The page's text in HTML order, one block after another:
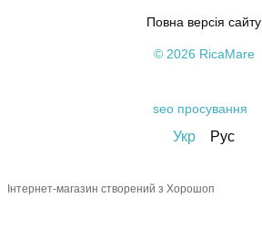
Повна версія сайту
© 2026 RicaMare
seo просування
Укр Рус
Інтернет-магазин створений з Хорошоп